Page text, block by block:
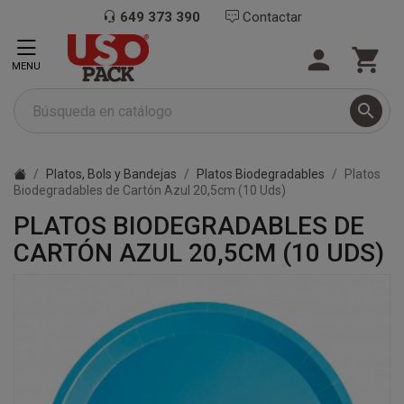
649 373 390 Contactar

 
MENU
Platos, Bols y Bandejas Platos Biodegradables
Platos
Biodegradables de Cartón Azul 20,5cm (10 Uds)
PLATOS BIODEGRADABLES DE
CARTÓN AZUL 20,5CM (10 UDS)